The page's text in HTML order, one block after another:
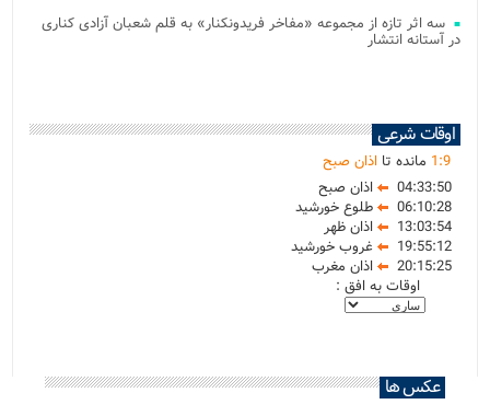
سه اثر تازه از مجموعه «مفاخر فریدونکنار» به قلم شعبان آزادی کناری
در آستانه انتشار
اوقات شرعی
1:9 مانده تااذان صبح
04:33:50
اذان صبح
06:10:28
طلوع خورشید
13:03:54
اذان ظهر
19:55:12
غروب خورشید
20:15:25
اذان مغرب
اوقات به افق :
عکس ها